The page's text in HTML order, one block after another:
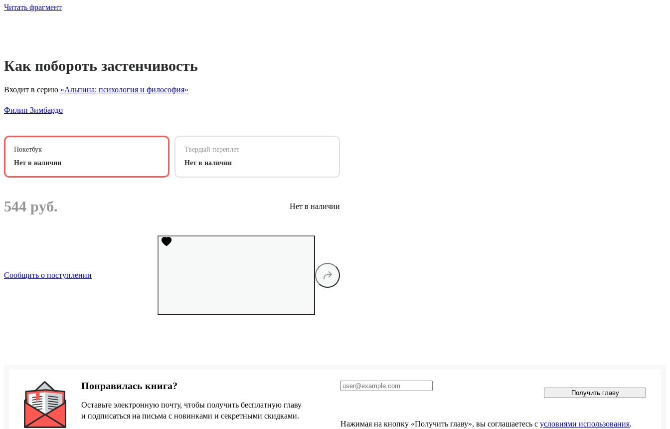
Читать фрагмент
Как побороть застенчивость
Входит в серию «Альпина: психология и философия»
Филип Зимбардо
Покетбук
Нет в наличии
Твердый переплет
Нет в наличии
544 руб. Нет в наличии
Сообщить о поступлении
Понравилась книга?
Оставьте электронную почту, чтобы получить бесплатную главу
и подписаться на письма с новинками и секретными скидками.
Получить главу
Нажимая на кнопку «Получить главу», вы соглашаетесь с условиями использования.